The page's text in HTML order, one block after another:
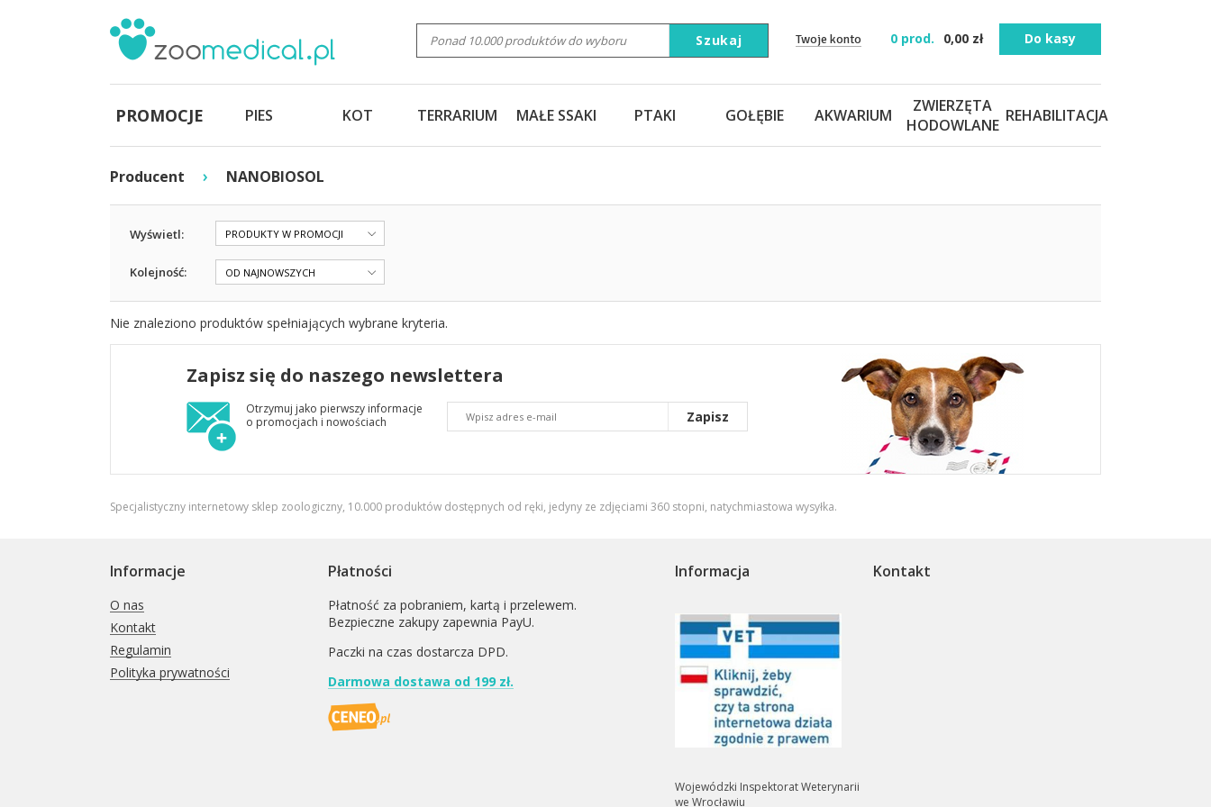
Twoje konto 0 prod. 0,00 zł Do kasy
Szukaj
PROMOCJE PIES KOT TERRARIUM MAŁE SSAKI PTAKI GOŁĘBIE AKWARIUM
ZWIERZĘTA
HODOWLANE REHABILITACJA
Producent › NANOBIOSOL
Wyświetl: PRODUKTY W PROMOCJI
Kolejność: OD NAJNOWSZYCH
Nie znaleziono produktów spełniających wybrane kryteria.
Zapisz się do naszego newslettera
Otrzymuj jako pierwszy informacje
o promocjach i nowościach
Zapisz
Specjalistyczny internetowy sklep zoologiczny, 10.000 produktów dostępnych od ręki, jedyny ze zdjęciami 360 stopni, natychmiastowa wysyłka.
Informacje
O nas
Kontakt
Regulamin
Polityka prywatności
Płatności
Płatność za pobraniem, kartą i przelewem.
Bezpieczne zakupy zapewnia PayU.
Paczki na czas dostarcza DPD.
Darmowa dostawa od 199 zł.
Informacja
Wojewódzki Inspektorat Weterynarii
we Wrocławiu
Kontakt